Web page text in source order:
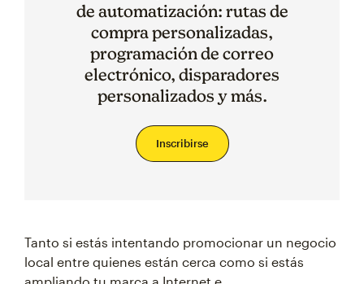
de automatización: rutas de
compra personalizadas,
programación de correo
electrónico, disparadores
personalizados y más.
Inscribirse
Tanto si estás intentando promocionar un negocio
local entre quienes están cerca como si estás